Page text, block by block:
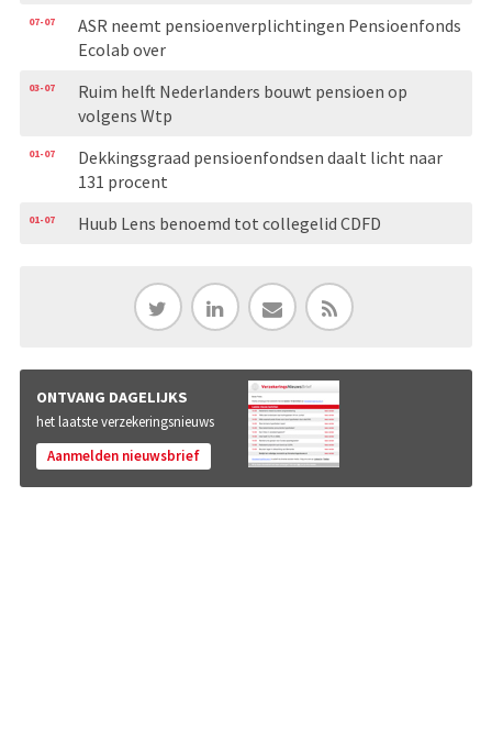
07-07
ASR neemt pensioenverplichtingen Pensioenfonds
Ecolab over
03-07
Ruim helft Nederlanders bouwt pensioen op
volgens Wtp
01-07
Dekkingsgraad pensioenfondsen daalt licht naar
131 procent
01-07 Huub Lens benoemd tot collegelid CDFD
ONTVANG DAGELIJKS
het laatste verzekeringsnieuws
Aanmelden nieuwsbrief